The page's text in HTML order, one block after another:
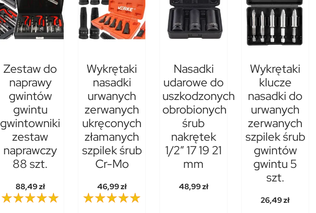
Zestaw do
naprawy
gwintów
gwintu
gwintowniki
zestaw
naprawczy
88 szt.
88,49 zł
Wykrętaki
nasadki
urwanych
zerwanych
ukręconych
złamanych
szpilek śrub
Cr-Mo
46,99 zł
Nasadki
udarowe do
uszkodzonych
obrobionych
śrub
nakrętek
1/2” 17 19 21
mm
48,99 zł
Wykrętaki
klucze
nasadki do
urwanych
zerwanych
szpilek śrub
gwintów
gwintu 5
szt.
26,49 zł